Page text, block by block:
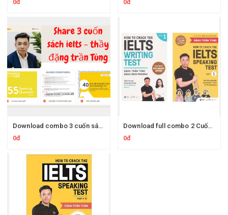
0đ
0đ
Download combo 3 cuốn sách luyện thi ielts thầy Đặng Trần Tùng không thể bỏ qua cho người luyện thi IELTS
0đ
Download full combo 2 Cuốn Để Chinh Phục Giấc Mơ IELTS : How To Crack The IELTS Speaking Test - Part 1 + How To Crack The IELTS Writing Test - Vol 1
0đ